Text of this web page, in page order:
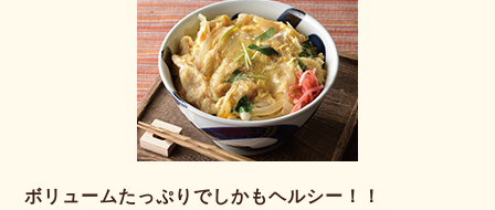
ボリュームたっぷりでしかもヘルシー！！